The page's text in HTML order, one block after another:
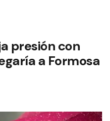
presión con
a Formosa